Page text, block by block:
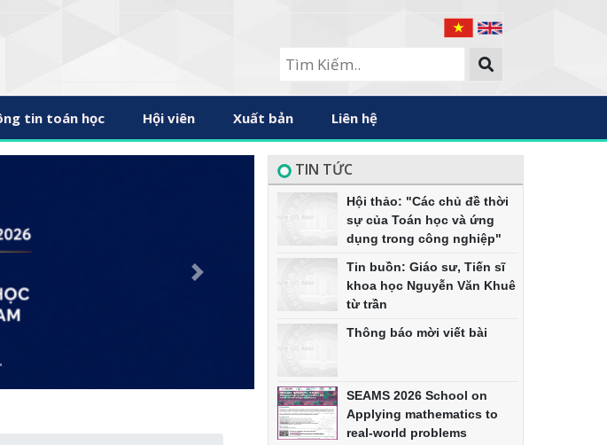
tin toán học Hội viên Xuất bản Liên hệ
TIN TỨC
Hội thảo: "Các chủ đề thời
sự của Toán học và ứng
dụng trong công nghiệp"
Tin buồn: Giáo sư, Tiến sĩ
khoa học Nguyễn Văn Khuê
từ trần
Thông báo mời viết bài
SEAMS 2026 School on
Applying mathematics to
real-world problems